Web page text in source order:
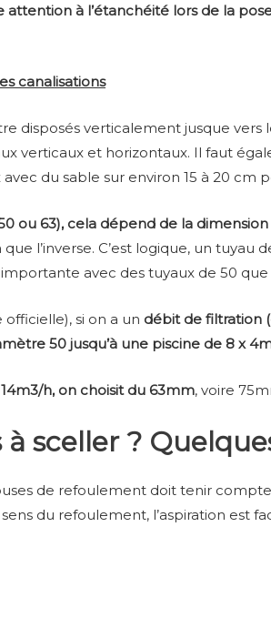
attention à l’étanchéité lors de la
canalisations
disposés verticalement jusque
verticaux et horizontaux. Il faut
du sable sur environ 15 à 20 cm
ou 63), cela dépend de la
l’inverse. C’est logique, un tuyau
avec des tuyaux de 50
officielle), si on a un débit de filtration
50 jusqu’à une piscine de 8 x
h, on choisit du 63mm, voire
sceller ?
de refoulement doit tenir
du refoulement, l’aspiration est